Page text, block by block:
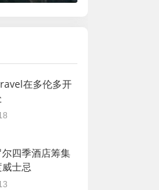
在多伦多开
四季酒店筹集
士忌